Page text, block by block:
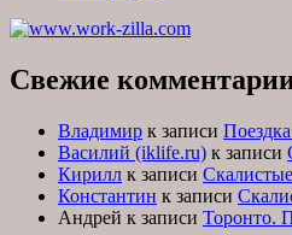
Свежие
Владимир к записи
Василий (iklife.ru) к записи
Кирилл к записи
Константин к записи
Андрей к записи Торонто.